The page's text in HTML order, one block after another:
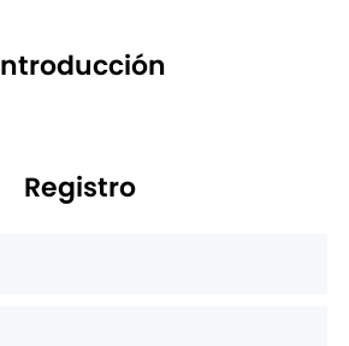
Introducción
Registro